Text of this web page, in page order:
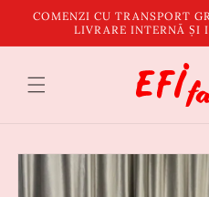
Salt la
conținut
COMENZI CU TRANSPORT
LIVRARE INTERNĂ ȘI
informațiile
despre